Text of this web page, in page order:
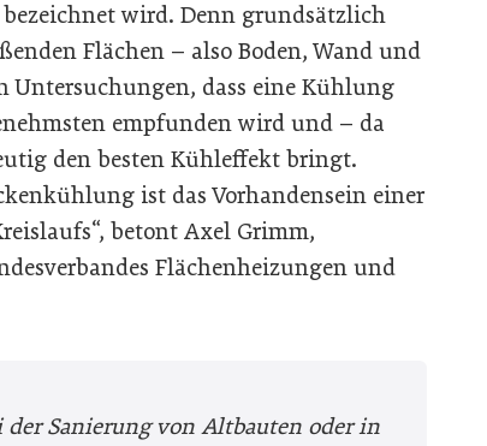
wird. Denn grundsätzlich
Flächen – also Boden, Wand und
Untersuchungen, dass eine Kühlung
empfunden wird und – da
den besten Kühleffekt bringt.
ist das Vorhandensein einer
betont Axel Grimm,
Flächenheizungen und
Sanierung von Altbauten oder in